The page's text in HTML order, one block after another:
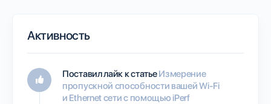
Активность
Поставил лайк к статьеИзмерение
пропускной способности вашей Wi-Fi
и Ethernet сети с помощью iPerf